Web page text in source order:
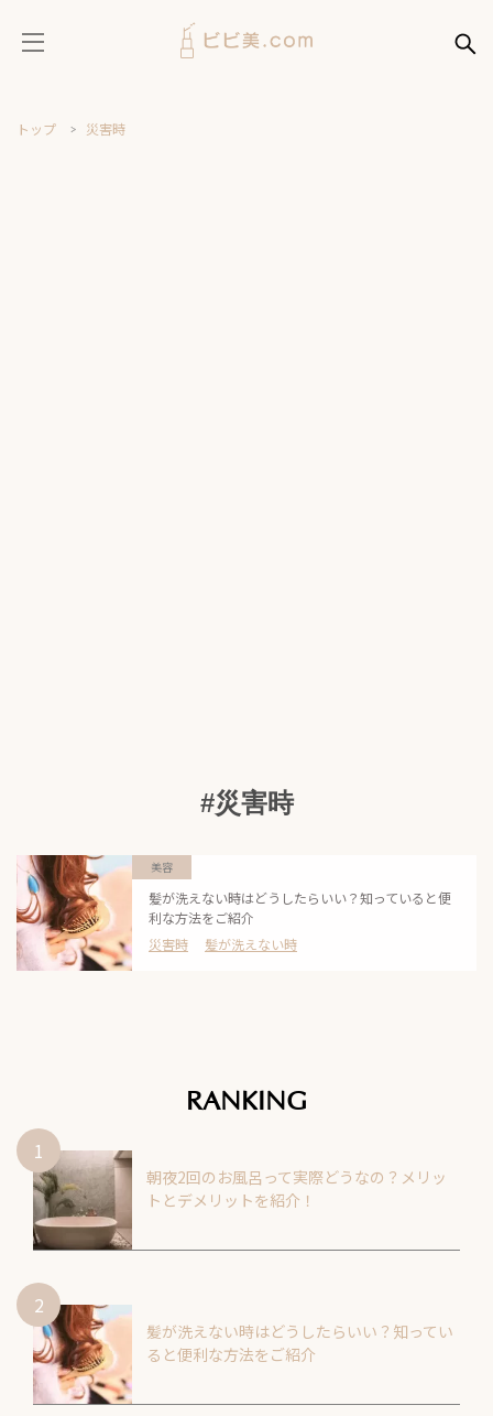
トップ 災害時
#災害時
美容
髪が洗えない時はどうしたらいい？知っていると便
利な方法をご紹介
災害時
髪が洗えない時
RANKING
朝夜2回のお風呂って実際どうなの？メリッ
トとデメリットを紹介！
髪が洗えない時はどうしたらいい？知ってい
ると便利な方法をご紹介